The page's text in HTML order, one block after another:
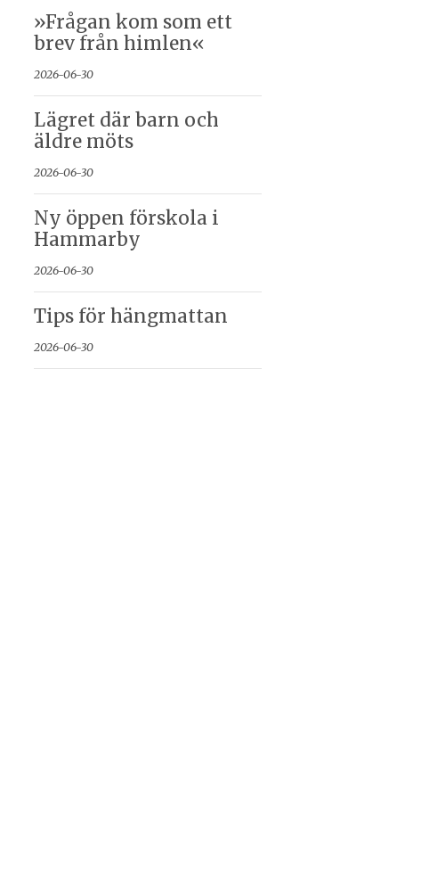
»Frågan kom som ett
brev från himlen«
2026-06-30
Lägret där barn och
äldre möts
2026-06-30
Ny öppen förskola i
Hammarby
2026-06-30
Tips för hängmattan
2026-06-30